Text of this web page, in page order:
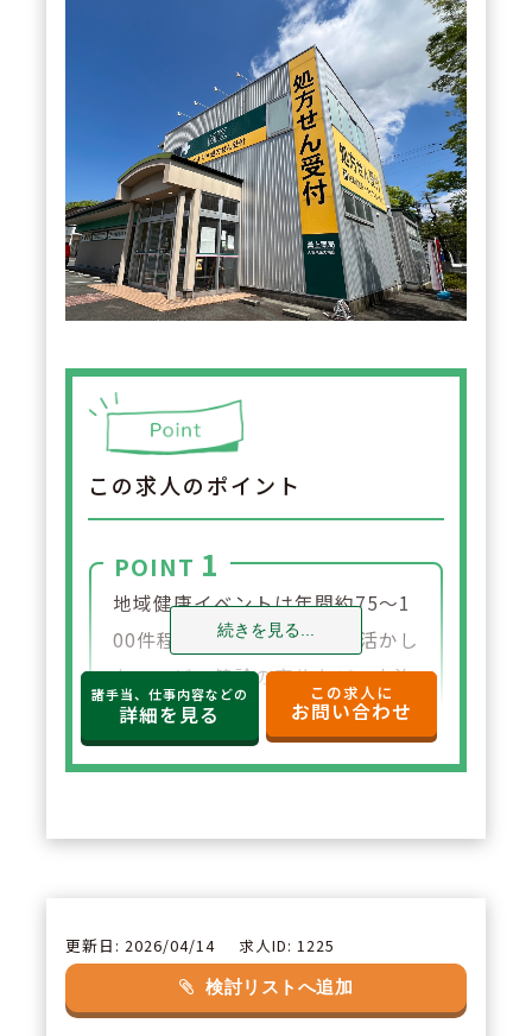
この求人のポイント
POINT 1
地域健康イベントは年間約75～1
00件程度実施。自社施設を活かし
たコンビニ健診の実施など、自治
体や行政と連携の健康増進にも取
り組んでおります。コロナ禍で
POINT 2
休日については24時間を1日休み
としてカウント。半日＋半日での
続きを見る...
諸手当、仕事内容などの
詳細を見る
この求人に
お問い合わせ
更新日: 2026/04/14 求人ID: 1225
検討リストへ追加